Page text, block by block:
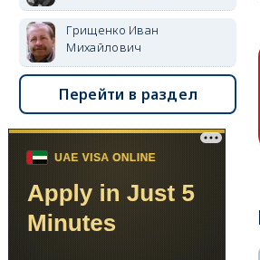
Грищенко Иван
Михайлович
Перейти в раздел